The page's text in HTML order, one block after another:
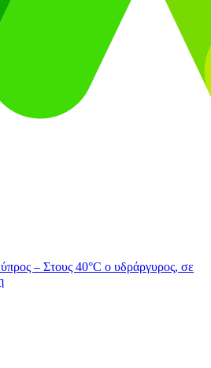
– Στους 40°C ο υδράργυρος, σε